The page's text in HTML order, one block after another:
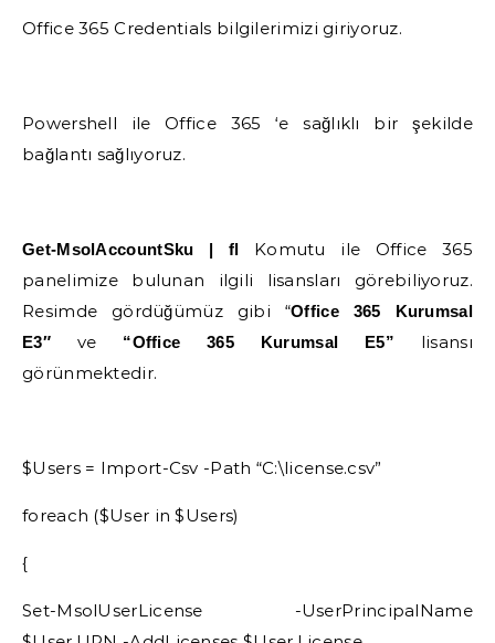
Office 365 Credentials bilgilerimizi giriyoruz.
Powershell ile Office 365 ‘e sağlıklı bir şekilde
bağlantı sağlıyoruz.
Get-MsolAccountSku | fl Komutu ile Office 365
panelimize bulunan ilgili lisansları görebiliyoruz.
Resimde gördüğümüz gibi “Office 365 Kurumsal
E3″ ve “Office 365 Kurumsal E5” lisansı
görünmektedir.
$Users = Import-Csv -Path “C:\license.csv”
foreach ($User in $Users)
{
Set-MsolUserLicense -UserPrincipalName